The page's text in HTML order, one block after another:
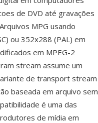
de DVD até gravações
MPG usando
ou 352x288 (PAL) em
em MPEG-2
stream assume um
de transport stream
baseada em arquivo sem
é uma das
de mídia em